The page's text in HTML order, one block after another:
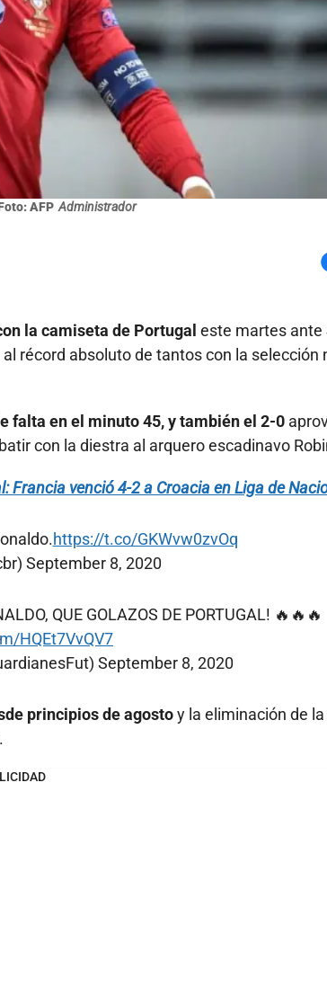
AFP Administrador
la camiseta de Portugal este martes ante
récord absoluto de tantos con la selección
falta en el minuto 45, y también el 2-0
con la diestra al arquero escadinavo
Francia venció 4-2 a Croacia en Liga de
https://t.co/GKWvw0zvOq
September 8, 2020
QUE GOLAZOS DE PORTUGAL! 🔥🔥🔥
HQEt7VvQV7
September 8, 2020
principios de agostoy la eliminación de